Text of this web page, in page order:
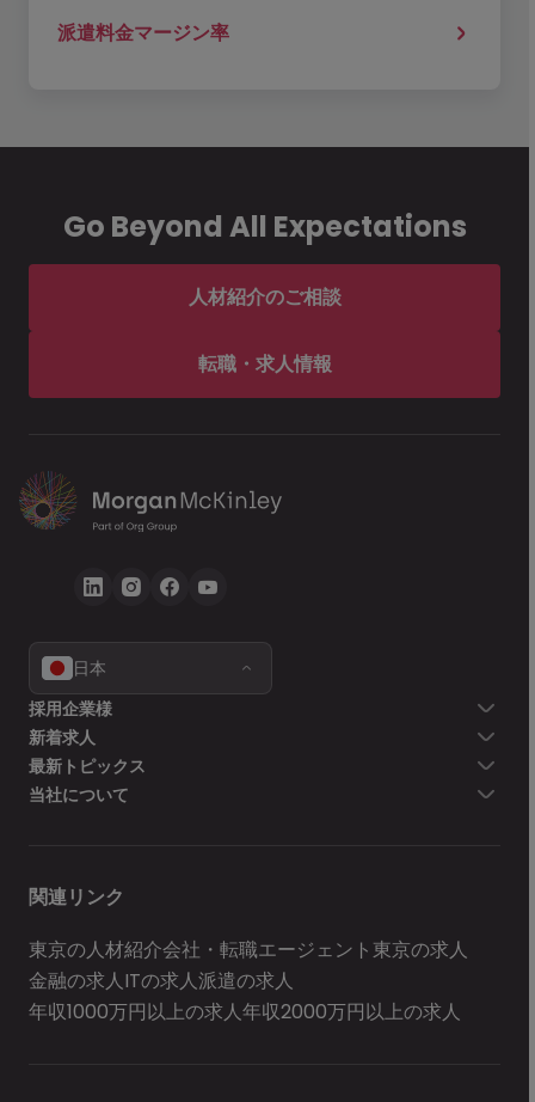
派遣料金マージン率
Go Beyond All Expectations
人材紹介のご相談
転職・求人情報
日本
採用企業様
新着求人
最新トピックス
当社について
関連リンク
東京の人材紹介会社・転職エージェント東京の求人
金融の求人ITの求人派遣の求人
年収1000万円以上の求人年収2000万円以上の求人